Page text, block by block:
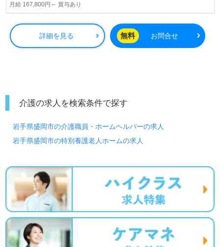
月給 167,800円～ 賞与あり
詳細を見る 無料 お問合せ
介護の求人を検索条件で探す
岩手県盛岡市の介護職員・ホームヘルパーの求人
岩手県盛岡市の特別養護老人ホームの求人